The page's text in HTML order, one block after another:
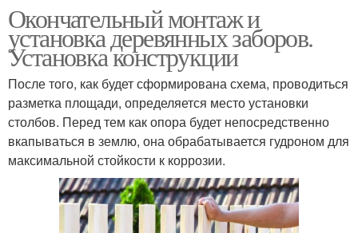
Окончательный монтаж и
установка деревянных заборов.
Установка конструкции
После того, как будет сформирована схема, проводиться
разметка площади, определяется место установки
столбов. Перед тем как опора будет непосредственно
вкапываться в землю, она обрабатывается гудроном для
максимальной стойкости к коррозии.